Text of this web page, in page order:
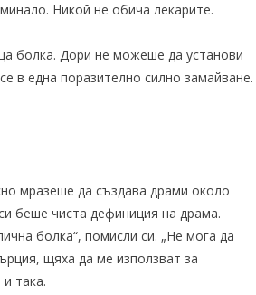
Никой не обича лекарите.
болка. Дори не можеше да установи
в една поразително силно замайване.
мразеше да създава драми около
беше чиста дефиниция на драма.
болка“, помисли си. „Не мога да
щяха да ме използват за
така.